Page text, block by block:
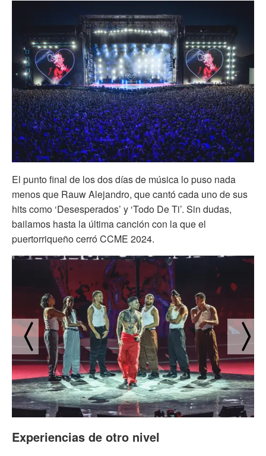
El punto final de los dos días de música lo puso nada
menos que Rauw Alejandro, que cantó cada uno de sus
hits como ‘Desesperados’ y ‘Todo De Ti’. Sin dudas,
bailamos hasta la última canción con la que el
puertorriqueño cerró CCME 2024.
Experiencias de otro nivel